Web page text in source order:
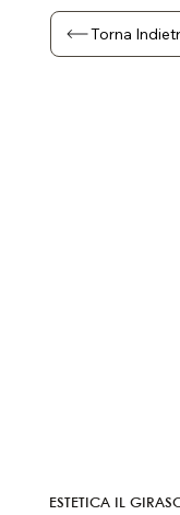
Torna
ESTETICA IL